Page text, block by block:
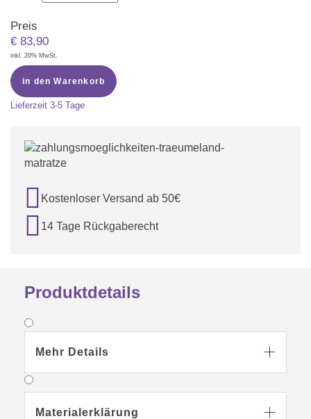
Preis
€ 83,90
inkl. 20% MwSt.
in den Warenkorb
Lieferzeit 3-5 Tage
 Kostenloser Versand ab 50€
 14 Tage Rückgaberecht
Produktdetails
Mehr Details 
Materialerklärung 